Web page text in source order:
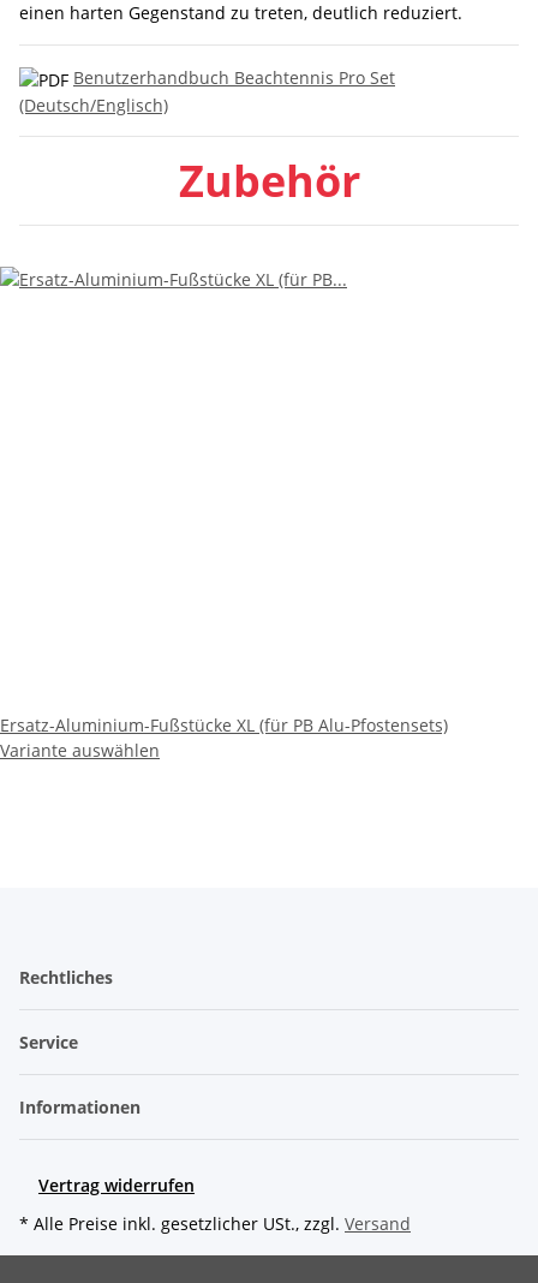
einen harten Gegenstand zu treten, deutlich reduziert.
Benutzerhandbuch Beachtennis Pro Set
(Deutsch/Englisch)
Zubehör
Ersatz-Aluminium-Fußstücke XL (für PB Alu-Pfostensets)
Variante auswählen
Rechtliches
Service
Informationen
Vertrag widerrufen
* Alle Preise inkl. gesetzlicher USt., zzgl. Versand